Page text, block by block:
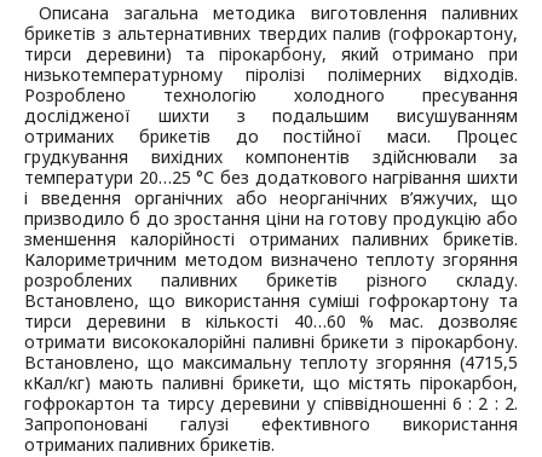
Описана загальна методика виготовлення паливних
брикетів з альтернативних твердих палив (гофрокартону,
тирси деревини) та пірокарбону, який отримано при
низькотемпературному піролізі полімерних відходів.
Розроблено технологію холодного пресування
дослідженої шихти з подальшим висушуванням
отриманих брикетів до постійної маси. Процес
грудкування вихідних компонентів здійснювали за
температури 20…25 °С без додаткового нагрівання шихти
і введення органічних або неорганічних в’яжучих, що
призводило б до зростання ціни на готову продукцію або
зменшення калорійності отриманих паливних брикетів.
Калориметричним методом визначено теплоту згоряння
розроблених паливних брикетів різного складу.
Встановлено, що використання суміші гофрокартону та
тирси деревини в кількості 40…60
% мас. дозволяє
отримати висококалорійні паливні брикети з пірокарбону.
Встановлено, що максимальну теплоту згоряння (4715,5
кКал/кг) мають паливні брикети, що містять пірокарбон,
гофрокартон та тирсу деревини у співвідношенні 6 : 2 : 2.
Запропоновані галузі ефективного використання
отриманих паливних брикетів.